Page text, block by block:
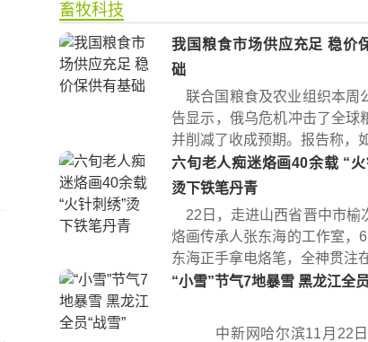
畜牧科技
我国粮食市场供应充足 稳价
础
联合国粮食及农业组织本周
告显示，俄乌危机冲击了全球
并削减了收成预期。报告称，
六旬老人痴迷烙画40余载 “火针刺绣”
烫下铁笔丹青
22日，走进山西省晋中市榆
烙画传承人张东海的工作室，
东海正手拿电烙笔，全神贯注
“小雪”节气7地暴雪 黑龙江全
中新网哈尔滨11月22日